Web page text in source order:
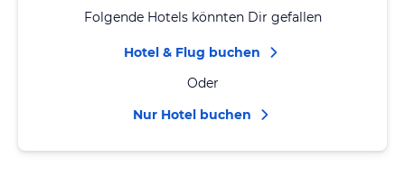
Folgende Hotels könnten Dir gefallen
Hotel & Flug buchen
Oder
Nur Hotel buchen